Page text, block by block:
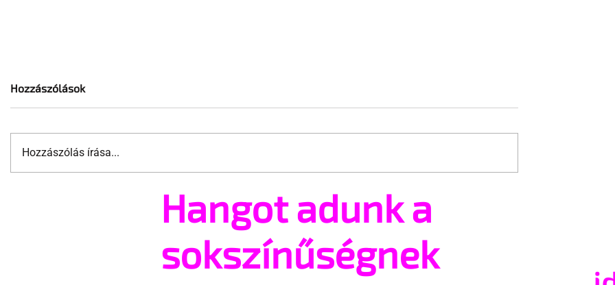
Nagyon meleg az orosz
Nemzeti Gárda karácsonyi
klipje
Hozzászólások
Hozzászólás írása...
Hangot adunk a
sokszínűségnek